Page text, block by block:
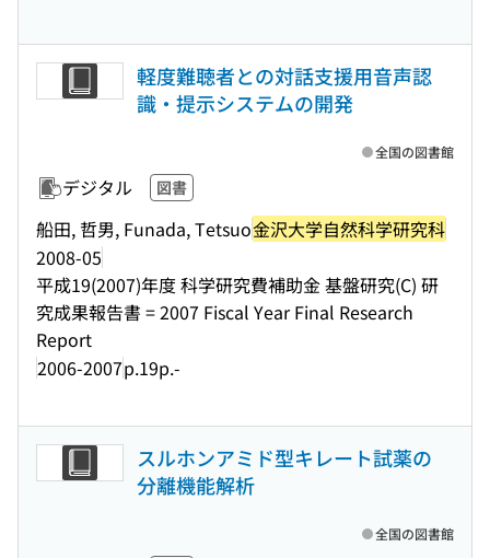
軽度難聴者との対話支援用音声認
識・提示システムの開発
デジタル 図書
船田, 哲男, Funada, Tetsuo金沢大学自然科学研究科
2008-05
平成19(2007)年度 科学研究費補助金 基盤研究(C) 研
究成果報告書 = 2007 Fiscal Year Final Research
Report
2006-2007p.19p.-
全国の図書館
スルホンアミド型キレート試薬の
分離機能解析
全国の図書館